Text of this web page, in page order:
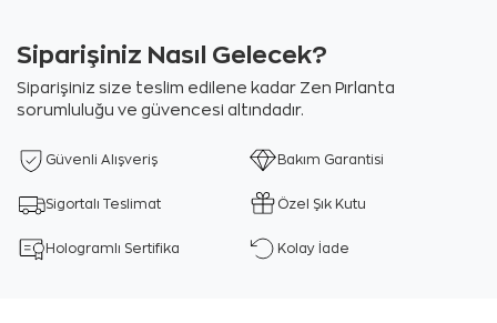
Siparişiniz Nasıl Gelecek?
Siparişiniz size teslim edilene kadar Zen Pırlanta
sorumluluğu ve güvencesi altındadır.
Güvenli Alışveriş Bakım Garantisi
Sigortalı Teslimat Özel Şık Kutu
Hologramlı Sertifika Kolay İade